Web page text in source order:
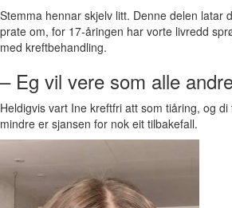
Stemma hennar skjelv litt. Denne delen latar
prate om, for 17-åringen har vorte livredd
med kreftbehandling.
– Eg vil vere som alle
Heldigvis vart Ine kreftfri att som tiåring, og
mindre er sjansen for nok eit tilbakefall.